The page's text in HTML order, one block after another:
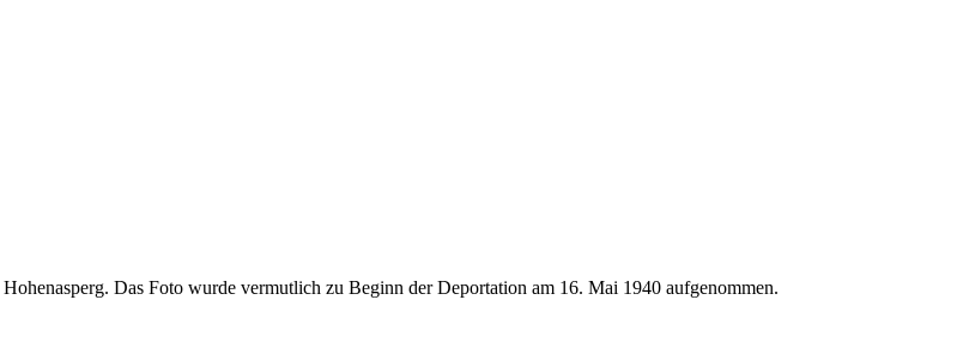
Das Foto wurde vermutlich zu Beginn der Deportation am 16. Mai 1940 aufgenommen.